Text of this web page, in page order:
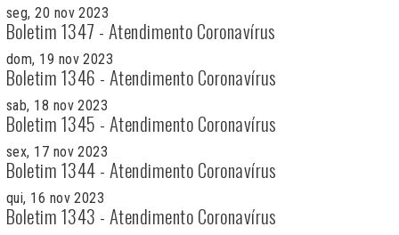
seg, 20 nov 2023
Boletim 1347 - Atendimento Coronavírus
dom, 19 nov 2023
Boletim 1346 - Atendimento Coronavírus
sab, 18 nov 2023
Boletim 1345 - Atendimento Coronavírus
sex, 17 nov 2023
Boletim 1344 - Atendimento Coronavírus
qui, 16 nov 2023
Boletim 1343 - Atendimento Coronavírus